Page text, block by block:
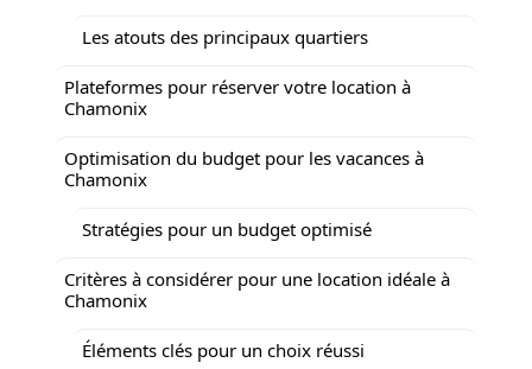
Les atouts des principaux quartiers
Plateformes pour réserver votre location à
Chamonix
Optimisation du budget pour les vacances à
Chamonix
Stratégies pour un budget optimisé
Critères à considérer pour une location idéale à
Chamonix
Éléments clés pour un choix réussi